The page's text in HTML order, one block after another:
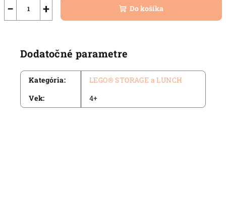
+
− Do košíka
Dodatočné parametre
Kategória:
LEGO® STORAGE a LUNCH
Vek: 4+